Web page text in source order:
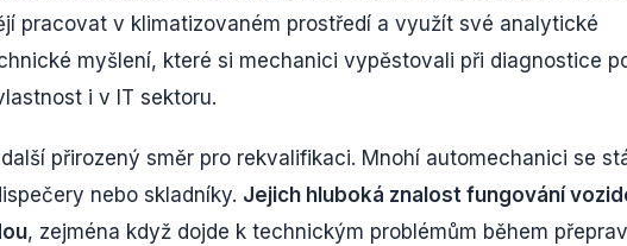
pracovat v klimatizovaném prostředí a využít své analytické
myšlení, které si mechanici vypěstovali při diagnostice
i v IT sektoru.
přirozený směr pro rekvalifikaci. Mnohí automechanici se
nebo skladníky. Jejich hluboká znalost fungování
, zejména když dojde k technickým problémům během